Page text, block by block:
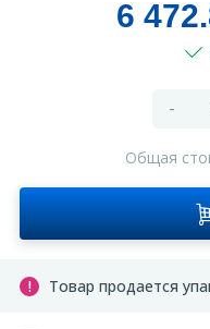
6
-
Общая
Товар продается